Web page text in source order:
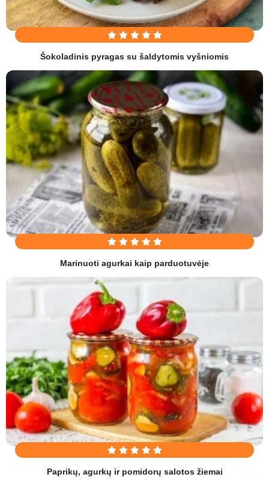
Šokoladinis pyragas su šaldytomis vyšniomis
Marinuoti agurkai kaip parduotuvėje
Paprikų, agurkų ir pomidorų salotos žiemai